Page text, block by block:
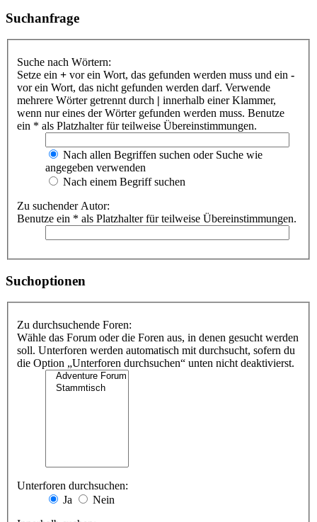
Suchanfrage
Suche nach Wörtern:
Setze ein + vor ein Wort, das gefunden werden muss und ein -
vor ein Wort, das nicht gefunden werden darf. Verwende
mehrere Wörter getrennt durch | innerhalb einer Klammer,
wenn nur eines der Wörter gefunden werden muss. Benutze
ein * als Platzhalter für teilweise Übereinstimmungen.
Nach allen Begriffen suchen oder Suche wie
angegeben verwenden
Nach einem Begriff suchen
Zu suchender Autor:
Benutze ein * als Platzhalter für teilweise Übereinstimmungen.
Suchoptionen
Zu durchsuchende Foren:
Wähle das Forum oder die Foren aus, in denen gesucht werden
soll. Unterforen werden automatisch mit durchsucht, sofern du
die Option „Unterforen durchsuchen“ unten nicht deaktivierst.
Unterforen durchsuchen:
Ja
Nein